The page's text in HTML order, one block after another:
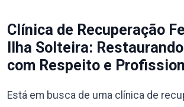
Clínica de Recuperação
Ilha Solteira:
com Respeito e
Está em busca de uma clínica de